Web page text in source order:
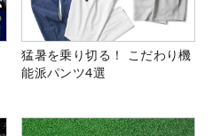
猛暑を乗り切る！ こだわり機
能派パンツ4選